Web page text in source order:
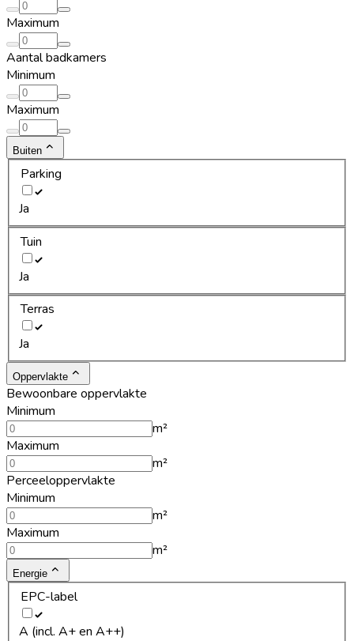
Maximum
Aantal badkamers
Minimum
Maximum
Buiten
Parking
Ja
Tuin
Ja
Terras
Ja
Oppervlakte
Bewoonbare oppervlakte
Minimum
m²
Maximum
m²
Perceeloppervlakte
Minimum
m²
Maximum
m²
Energie
EPC-label
A (incl. A+ en A++)